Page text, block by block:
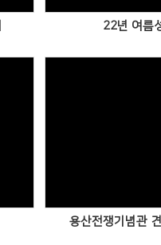
22년 여름
용산전쟁기념관